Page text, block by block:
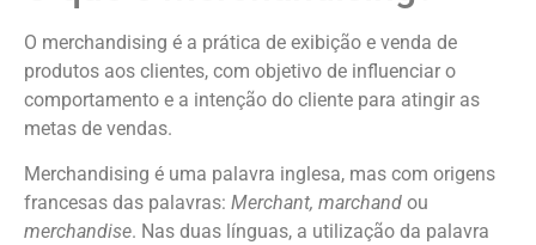
O merchandising é a prática de exibição e venda de
produtos aos clientes, com objetivo de influenciar o
comportamento e a intenção do cliente para atingir as
metas de vendas.
Merchandising é uma palavra inglesa, mas com origens
francesas das palavras: Merchant, marchand ou
merchandise. Nas duas línguas, a utilização da palavra